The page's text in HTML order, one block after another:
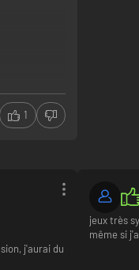
1
j'aurai du
jeux très
même si